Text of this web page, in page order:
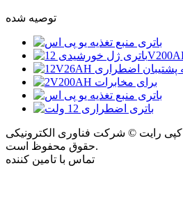
توصیه شده
کپی رایت © شرکت فناوری الکترونیکی Shimastu ، محدود. کلیه
حقوق محفوظ است.
تماس با تامین کننده